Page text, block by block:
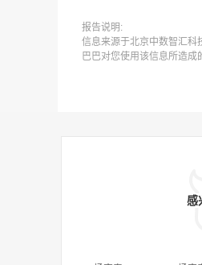
报告说明:
信息来源于北京中数智汇科
巴巴对您使用该信息所造成
感